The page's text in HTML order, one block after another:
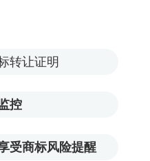
转让证明
控
受商标风险提醒